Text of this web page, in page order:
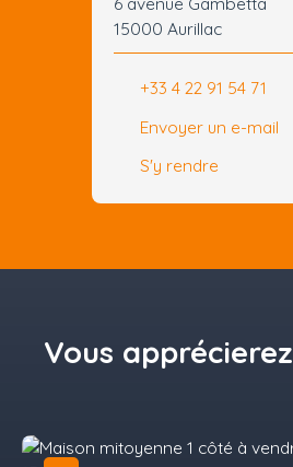
15000 Aurillac
+33 4 22 91 54 71
Envoyer un e-mail
S'y rendre
Vous apprécierez